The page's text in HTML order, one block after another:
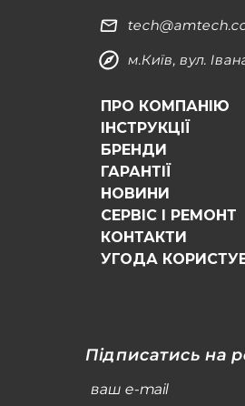
м.Київ, вул.
ПРО КОМПАНІЮ
ІНСТРУКЦІЇ
БРЕНДИ
ГАРАНТІЇ
НОВИНИ
СЕРВІС І РЕМОНТ
КОНТАКТИ
УГОДА
Підписатись на
ваш e-mail